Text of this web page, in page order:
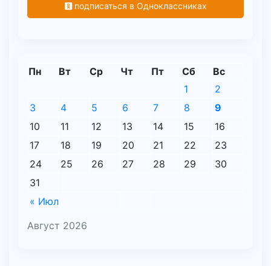
подписаться в Одноклассниках
Август 2026
Пн Вт Ср Чт Пт Сб Вс
« Июл
1
2
3
4 5 6 7 8
9
10
11 12 13 14 15
16
17
18 19 20 21 22
23
24
25 26 27 28 29
30
31